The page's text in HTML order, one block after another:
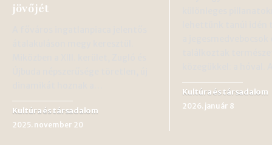
jövőjét
Kultúra és társadalom
2025. november 20
Kultúra és társadalom
2026. január 8